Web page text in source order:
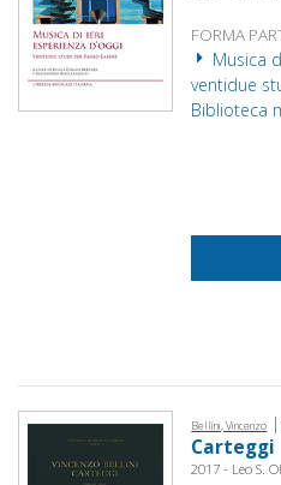
FORMA
Musica
ventidue
Biblioteca
Bellini, Vincenzo |
Carteggi
2017 - Leo S.